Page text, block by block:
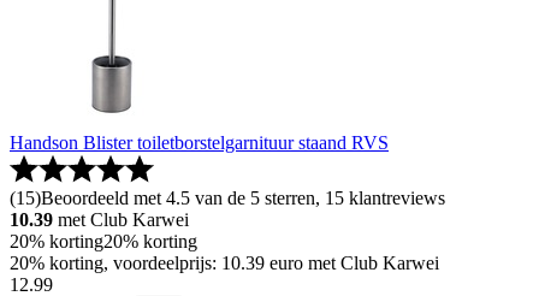
Handson Blister toiletborstelgarnituur staand RVS
(15)Beoordeeld met 4.5 van de 5 sterren, 15 klantreviews
10.39 met Club Karwei
20% korting20% korting
20% korting, voordeelprijs: 10.39 euro met Club Karwei
12.99